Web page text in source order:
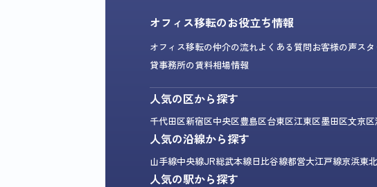
オフィス移転のお役立ち情報
オフィス移転の仲介の流れよくある質問お客様の声ス
貸事務所の賃料相場情報
人気の区から探す
千代田区新宿区中央区豊島区台東区江東区墨田区文京区
人気の沿線から探す
山手線中央線JR総武本線日比谷線都営大江戸線京浜東
人気の駅から探す